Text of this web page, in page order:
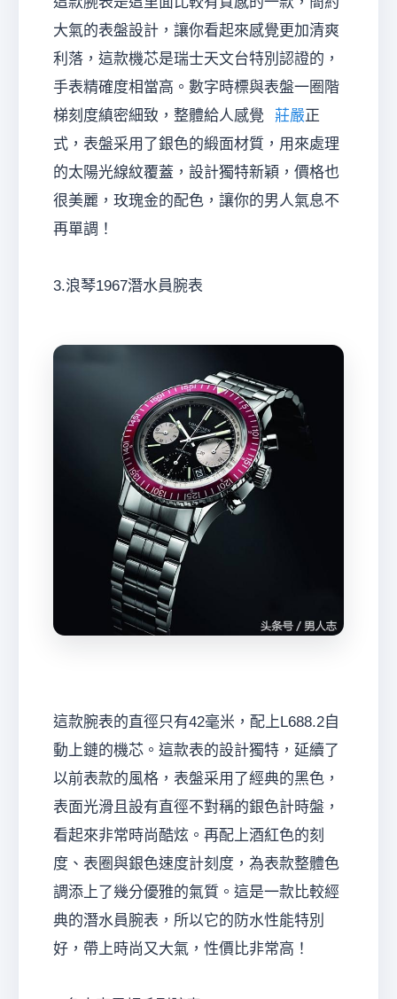
大氣的表盤設計，讓你看起來感覺更加清爽
利落，這款機芯是瑞士天文台特別認證的，
手表精確度相當高。數字時標與表盤一圈階
梯刻度縝密細致，整體給人感覺
莊嚴正
式，表盤采用了銀色的緞面材質，用來處理
的太陽光線紋覆蓋，設計獨特新穎，價格也
很美麗，玫瑰金的配色，讓你的男人氣息不
再單調！
3.浪琴1967潛水員腕表
這款腕表的直徑只有42毫米，配上L688.2自
動上鏈的機芯。這款表的設計獨特，延續了
以前表款的風格，表盤采用了經典的黑色，
表面光滑且設有直徑不對稱的銀色計時盤，
看起來非常時尚酷炫。再配上酒紅色的刻
度、表圈與銀色速度計刻度，為表款整體色
調添上了幾分優雅的氣質。這是一款比較經
典的潛水員腕表，所以它的防水性能特別
好，帶上時尚又大氣，性價比非常高！